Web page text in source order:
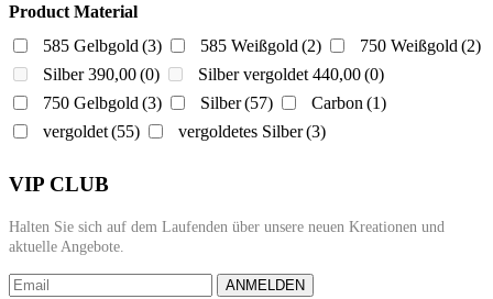
Product Material
585 Gelbgold (3) 585 Weißgold (2) 750 Weißgold (2)
Silber 390,00(0) Silber vergoldet 440,00(0)
750 Gelbgold (3) Silber(57) Carbon (1)
vergoldet(55) vergoldetes Silber(3)
VIP CLUB
Halten Sie sich auf dem Laufenden über unsere neuen Kreationen und
aktuelle Angebote.
ANMELDEN